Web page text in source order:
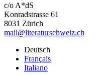
c/o A*dS
Konradstrasse 61
8031 Zürich
mail@literaturschweiz.ch
Deutsch
Français
Italiano